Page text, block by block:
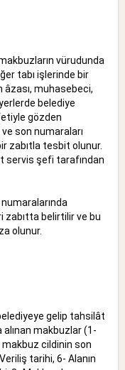
vürudunda
tabı işlerinde bir
âzası, muhasebeci,
belediye
gözden
son numaraları
zabıtla tesbit olunur.
servis şefi tarafından
zabıtta belirtilir ve bu
olunur.
gelip tahsilât
makbuzlar (1-
makbuz cildinin son
tarihi, 6- Alanın